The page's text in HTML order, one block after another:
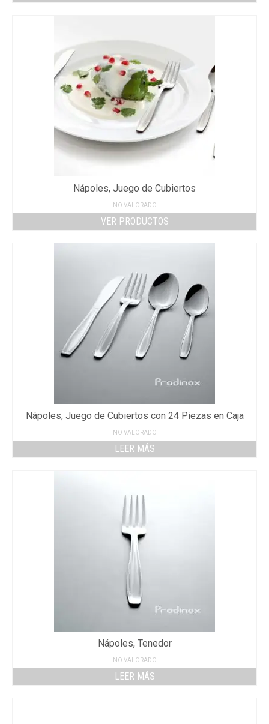
Nápoles, Juego de Cubiertos
NO VALORADO
VER PRODUCTOS
Nápoles, Juego de Cubiertos con 24 Piezas en Caja
NO VALORADO
LEER MÁS
Nápoles, Tenedor
NO VALORADO
LEER MÁS